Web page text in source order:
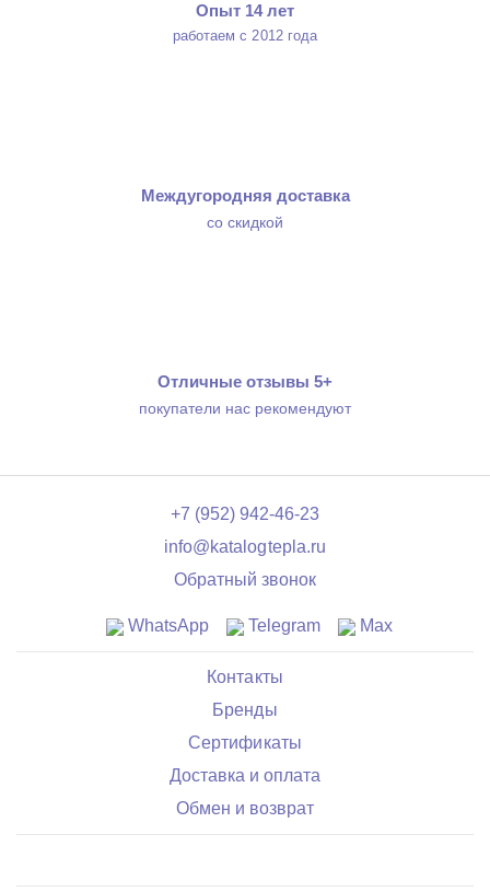
Опыт 14 лет
работаем с 2012 года
Междугородняя доставка
со скидкой
Отличные отзывы 5+
покупатели нас рекомендуют
+7 (952) 942-46-23
info@katalogtepla.ru
Обратный звонок
WhatsApp Telegram Max
Контакты
Бренды
Сертификаты
Доставка и оплата
Обмен и возврат